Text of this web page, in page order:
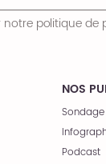
NOS
Sondage
Podcast
notre politique de